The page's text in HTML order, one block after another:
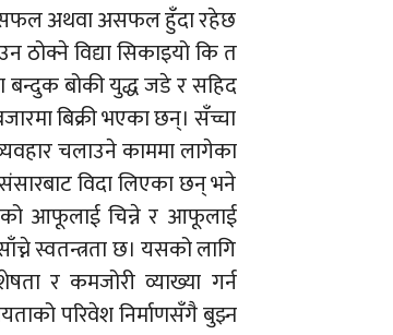
सफल अथवा असफल हुँदा रहेछ
विद्या सिकाइयो कि त
बन्दुक बोकी युद्ध जडे र सहिद
बिक्री भएका छन्। सँच्चा
चलाउने काममा लागेका
विदा लिएका छन् भने
आफूलाई चिन्ने र आफूलाई
स्वतन्त्रता छ। यसको लागि
र कमजोरी व्याख्या गर्न
परिवेश निर्माणसँगै बुझ्न